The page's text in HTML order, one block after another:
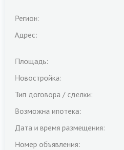
Регион:
Адрес:
Площадь:
Новостройка:
Тип договора / сделки:
Возможна ипотека:
Дата и время размещения:
Номер объявления: